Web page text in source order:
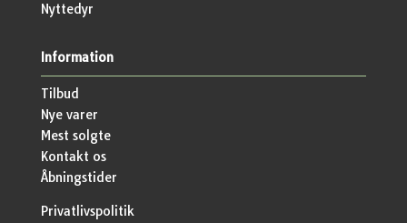
Nyttedyr
Information
Tilbud
Nye varer
Mest solgte
Kontakt os
Åbningstider
Privatlivspolitik